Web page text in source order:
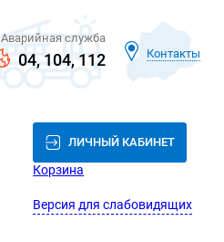
Аварийная служба
04,104,112 Контакты
ЛИЧНЫЙ КАБИНЕТ
Корзина
Версия для слабовидящих